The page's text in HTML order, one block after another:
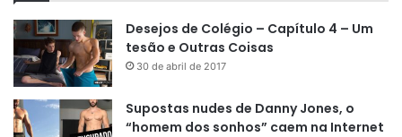
Desejos de Colégio – Capítulo 4 – Um
tesão e Outras Coisas
30 de abril de 2017
Supostas nudes de Danny Jones, o
“homem dos sonhos” caem na Internet